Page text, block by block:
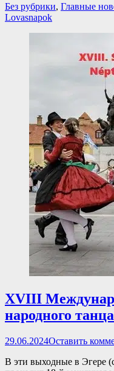
Категории
Без рубрики, Главные
Lovasnapok
XVIII
народного
Опубликовано
29.06.2024Оставить
В эти выходные в Эгере